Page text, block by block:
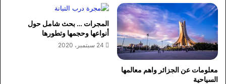
معلومات عن الجزائر واهم معالمها
السياحية
المجرات … بحث شامل حول
أنواعها وحجمها وتطورها
24 سبتمبر، 2020